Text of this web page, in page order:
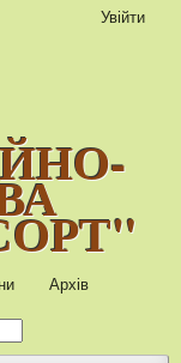
Архів
Увійти